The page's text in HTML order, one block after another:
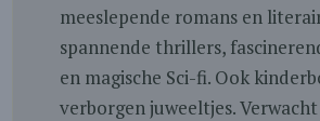
meeslepende romans en
spannende thrillers,
en magische Sci-fi. Ook
verborgen juweeltjes.